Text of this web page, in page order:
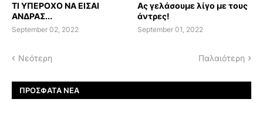
ΤΙ ΥΠΕΡΟΧΟ ΝΑ ΕΙΣΑΙ
ΑΝΔΡΑΣ...
September 02, 2022
Ας γελάσουμε λίγο με τους
άντρες!
September 01, 2022
Νεότερη Παλαιότερη
ΠΡΌΣΦΑΤΑ ΝΈΑ